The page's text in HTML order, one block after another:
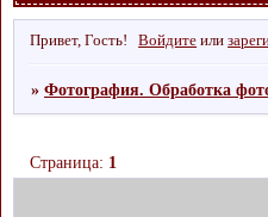
Привет, Гость! Войдите или
»Фотография. Обработка
Страница: 1